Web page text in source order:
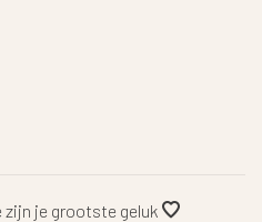
zijn je grootste geluk